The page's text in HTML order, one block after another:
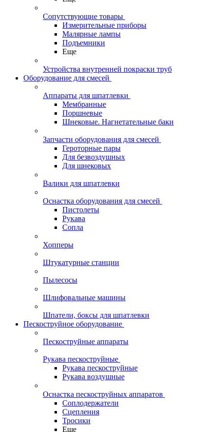
Сопутствующие товары
Измерительные приборы
Малярные лампы
Подъемники
Еще
Устройства внутренней покраски труб
Оборудование для смесей
Аппараты для шпатлевки
Мембранные
Поршневые
Шнековые. Нагнетательные баки
Запчасти оборудования для смесей
Героторные пары
Для безвоздушных
Для шнековых
Валики для шпатлевки
Оснастка оборудования для смесей
Пистолеты
Рукава
Сопла
Хопперы
Штукатурные станции
Пылесосы
Шлифовальные машины
Шпатели, боксы для шпатлевки
Пескоструйное оборудование
Пескоструйные аппараты
Рукава пескоструйные
Рукава пескоструйные
Рукава воздушные
Оснастка пескоструйных аппаратов
Соплодержатели
Сцепления
Тросики
Еще